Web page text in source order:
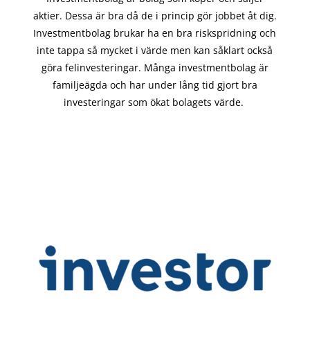
aktier. Dessa är bra då de i princip görjobbet åt dig.
Investmentbolag brukar ha en bra riskspridning och
inte tappa så mycket i värde men kan såklart också
göra felinvesteringar. Många investmentbolag är
familjeägda och har under lång tid gjort bra
investeringar som ökat bolagets värde.